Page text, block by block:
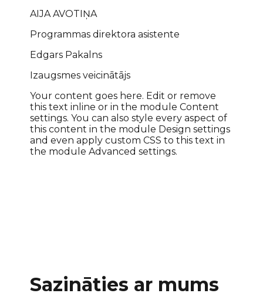
AIJA AVOTIŅA
Programmas direktora asistente
Edgars Pakalns
Izaugsmes veicinātājs
Your content goes here. Edit or remove
this text inline or in the module Content
settings. You can also style every aspect of
this content in the module Design settings
and even apply custom CSS to this text in
the module Advanced settings.
Sazināties ar mums